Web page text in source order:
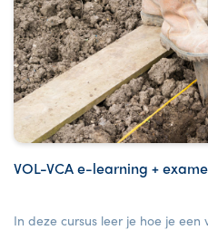
VOL-VCA e-learning +
In deze cursus leer je hoe je